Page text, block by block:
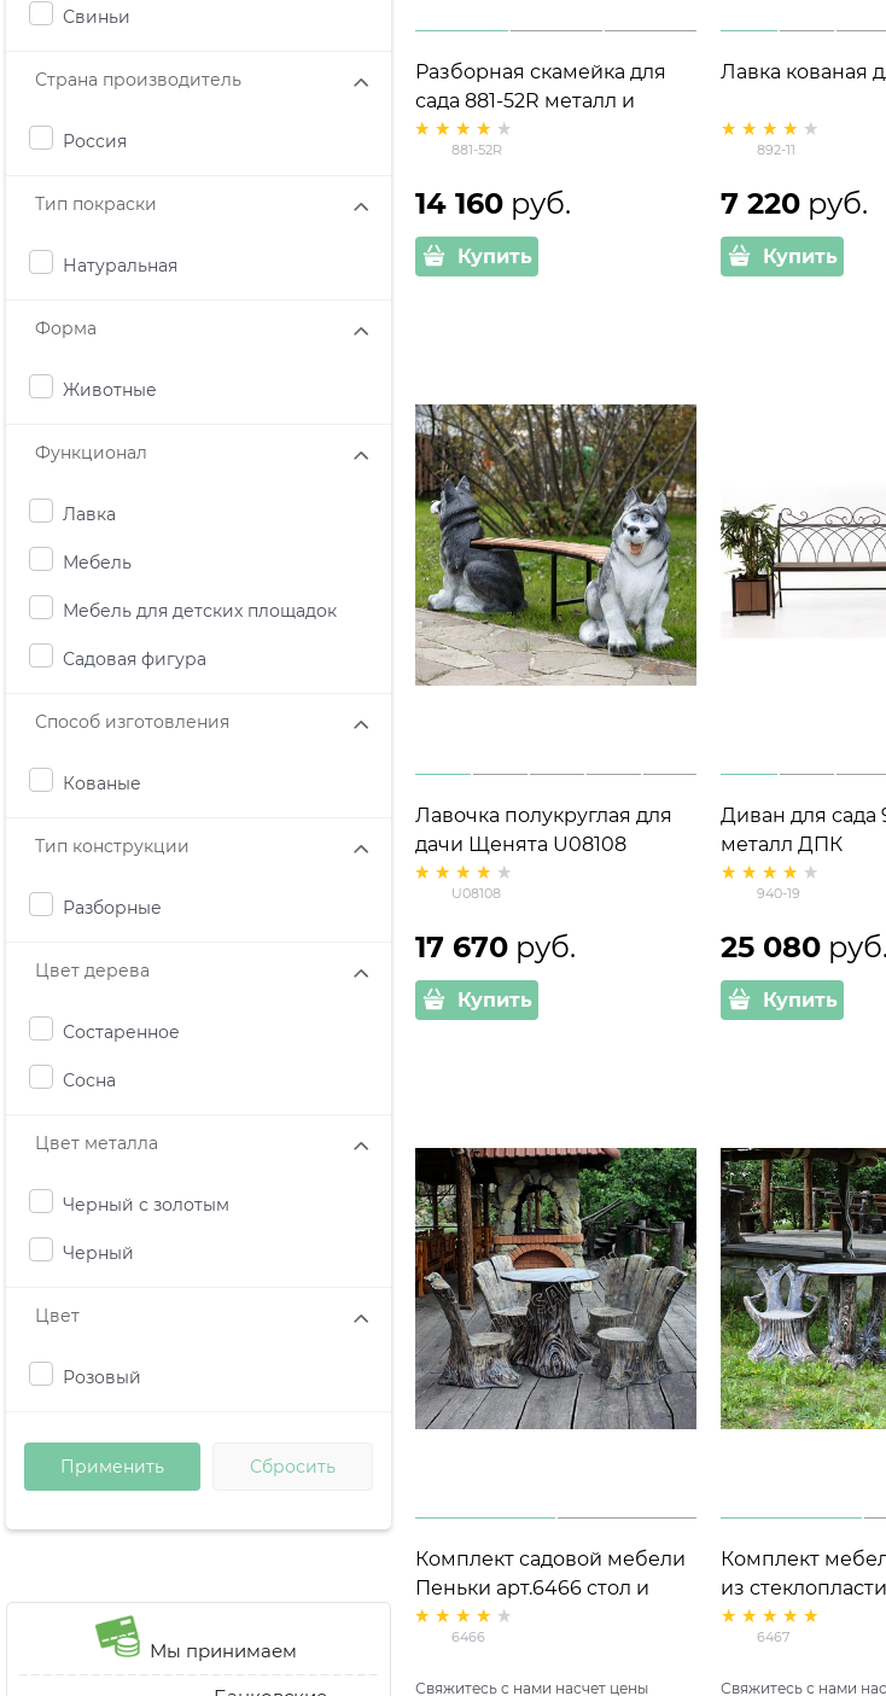
Свиньи
Страна производитель
Россия
Тип покраски
Натуральная
Форма
Животные
Функционал
Лавка
Мебель
Мебель для детских площадок
Садовая фигура
Способ изготовления
Кованые
Тип конструкции
Разборные
Цвет дерева
Состаренное
Сосна
Цвет металла
Черный с золотым
Черный
Цвет
Розовый
Мы принимаем
Разборная скамейка для
сада 881-52R металл и
дерево
881-52R
14 160 руб.
Купить
Лавка кованая
892-11
7 220 руб.
Купить
Лавочка полукруглая для
дачи Щенята U08108
дерево и стеклопластик
U08108
17 670 руб.
Купить
Диван для сада
металл ДПК
940-19
25 080 руб.
Купить
Комплект садовой мебели
Пеньки арт.6466 стол и
стулья (4 шт.)
6466
Свяжитесь с нами насчет цены
Комплект
из стеклопластика
арт.6467 стол и
6467
Свяжитесь с нами